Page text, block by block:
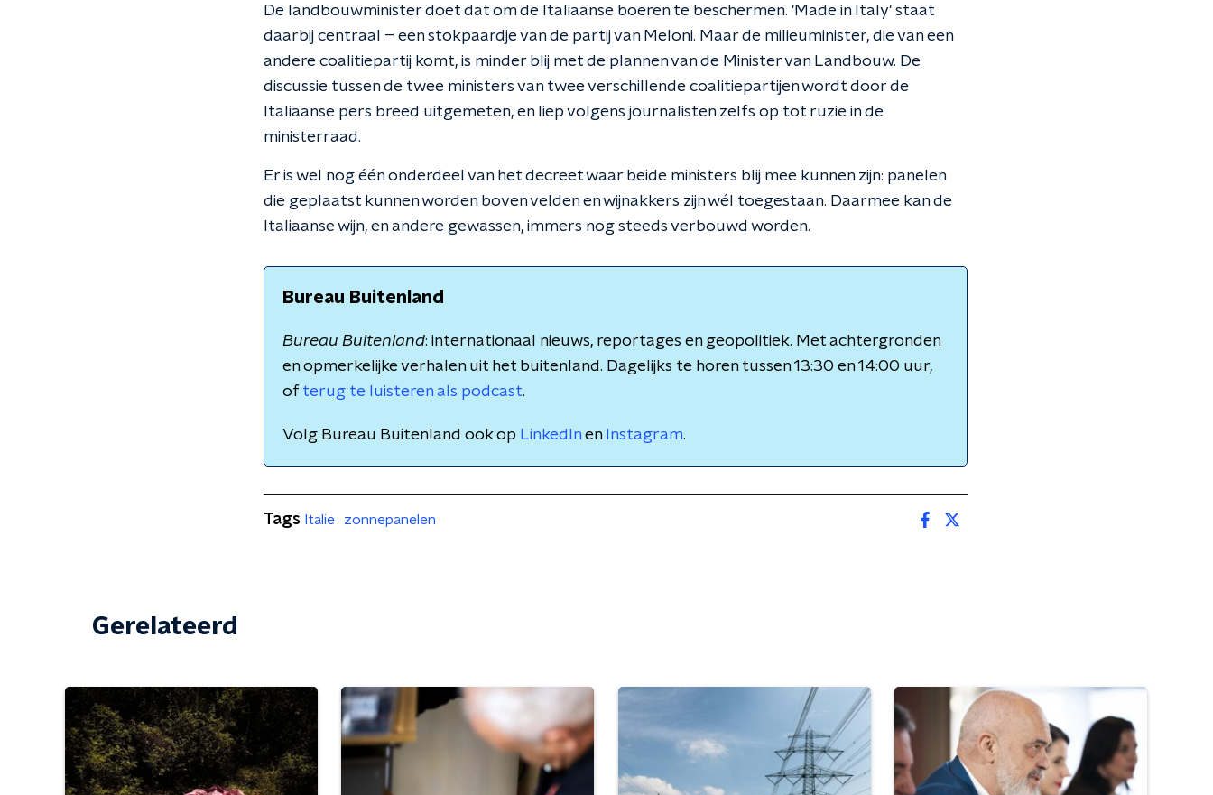
De landbouwminister doet dat om de Italiaanse boeren te beschermen. 'Made in Italy' staat
daarbij centraal – een stokpaardje van de partij van Meloni. Maar de milieuminister, die van een
andere coalitiepartij komt, is minder blij met de plannen van de Minister van Landbouw. De
discussie tussen de twee ministers van twee verschillende coalitiepartijen wordt door de
Italiaanse pers breed uitgemeten, en liep volgens journalisten zelfs op tot ruzie in de
ministerraad.
Er is wel nog één onderdeel van het decreet waar beide ministers blij mee kunnen zijn: panelen
die geplaatst kunnen worden boven velden en wijnakkers zijn wél toegestaan. Daarmee kan de
Italiaanse wijn, en andere gewassen, immers nog steeds verbouwd worden.
Bureau Buitenland
Bureau Buitenland: internationaal nieuws, reportages en geopolitiek. Met achtergronden
en opmerkelijke verhalen uit het buitenland. Dagelijks te horen tussen 13:30 en 14:00 uur,
of terug te luisteren als podcast.
Volg Bureau Buitenland ook op LinkedIn en Instagram.
Tags Italie zonnepanelen
Gerelateerd